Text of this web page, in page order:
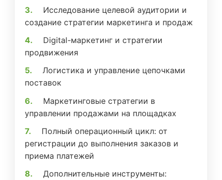
Исследование целевой аудитории и
создание стратегии маркетинга и продаж
Digital-маркетинг и стратегии
продвижения
Логистика и управление цепочками
поставок
Маркетинговые стратегии в
управлении продажами на площадках
Полный операционный цикл: от
регистрации до выполнения заказов и
приема платежей
Дополнительные инструменты: